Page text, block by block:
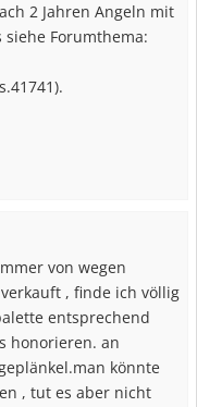
2 Jahren Angeln mit
Forumthema:
von wegen
, finde ich völlig
entsprechend
honorieren. an
könnte
, tut es aber nicht